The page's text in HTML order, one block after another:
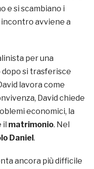
e si scambiano i
avviene a
per una
si trasferisce
lavora come
David chiede
economici, la
matrimonio. Nel
Daniel .
ancora più difficile